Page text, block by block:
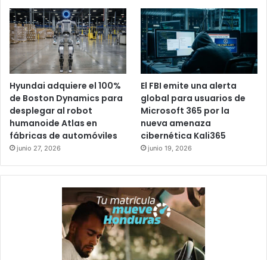
Hyundai adquiere el 100%
de Boston Dynamics para
desplegar al robot
humanoide Atlas en
fábricas de automóviles
junio 27, 2026
El FBI emite una alerta
global para usuarios de
Microsoft 365 por la
nueva amenaza
cibernética Kali365
junio 19, 2026